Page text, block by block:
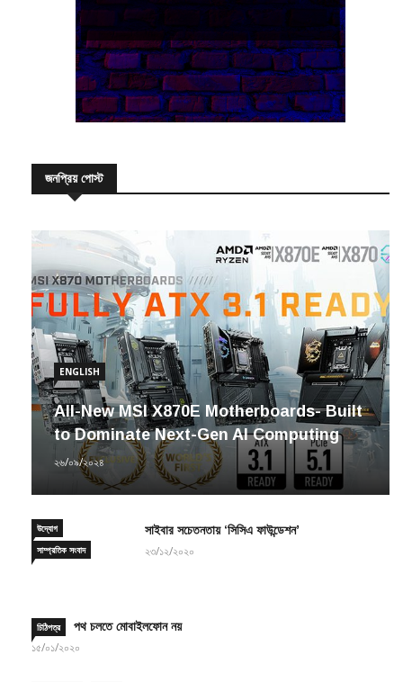
জনপ্রিয় পোস্ট
ENGLISH
All-New MSI X870E Motherboards- Built
to Dominate Next-Gen AI Computing
২৬/০৯/২০২৪
উদ্যোগ
সাম্প্রতিক সংবাদ
সাইবার সচেতনতায় ‘সিসিএ ফাউন্ডেশন’
২৩/১২/২০২০
চিঠিপত্র পথ চলতে মোবাইলফোন নয়
১৫/০১/২০২০